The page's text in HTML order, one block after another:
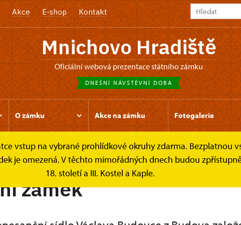
Akce E-shop Kontakt
Mnichovo Hradiště
oficiální webová prezentace státního zámku
DNEŠNÍ NÁVŠTĚVNÍ DOBA
O zámku Akce na zámku Fotogalerie
vstup na vybrané prohlídkové okruhy zdarma. Bezplatnou
je omezená. V těchto mimořádných dnech budou
18. století a III. Kostel a Kaple.
zámek